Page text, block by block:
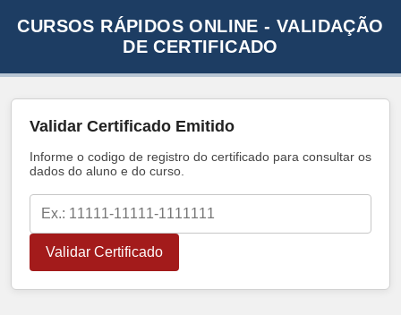
CURSOS RÁPIDOS ONLINE - VALIDAÇÃO
DE CERTIFICADO
Validar Certificado Emitido
Informe o codigo de registro do certificado para consultar os
dados do aluno e do curso.
Validar Certificado